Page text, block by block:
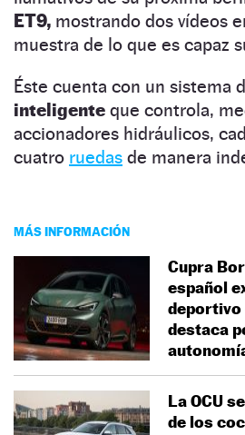
ET9, mostrando dos vídeos
muestra de lo que es capaz
Éste cuenta con un sistema
inteligente que controla,
accionadores hidráulicos,
cuatro ruedas de manera
MÁS INFORMACIÓN
Cupra
español
deportivo
destaca
La OCU
de los